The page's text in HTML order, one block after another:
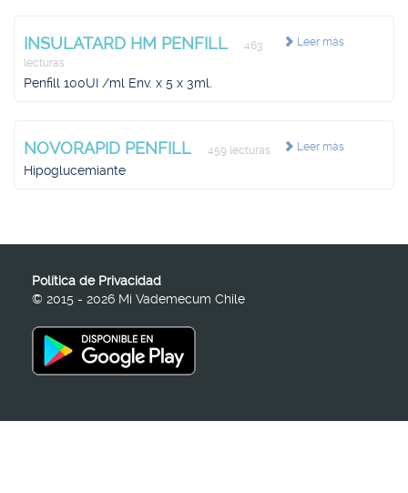
Leer más
INSULATARD HM PENFILL
463
lecturas
Penfill 100UI /ml Env. x 5 x 3ml.
Leer más
NOVORAPID PENFILL 459 lecturas
Hipoglucemiante
Política de Privacidad
© 2015 - 2026 Mi Vademecum Chile